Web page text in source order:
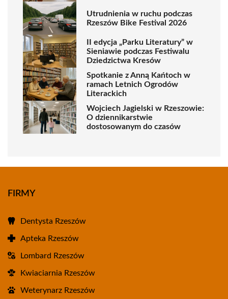
Utrudnienia w ruchu podczas
Rzeszów Bike Festival 2026
II edycja „Parku Literatury” w
Sieniawie podczas Festiwalu
Dziedzictwa Kresów
Spotkanie z Anną Kańtoch w
ramach Letnich Ogrodów
Literackich
Wojciech Jagielski w Rzeszowie:
O dziennikarstwie
dostosowanym do czasów
FIRMY
Dentysta Rzeszów
Apteka Rzeszów
Lombard Rzeszów
Kwiaciarnia Rzeszów
Weterynarz Rzeszów